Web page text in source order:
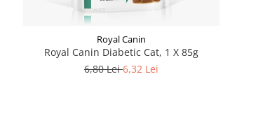
Royal Canin
Royal Canin Diabetic Cat, 1 X 85g
6,80 Lei6,32 Lei